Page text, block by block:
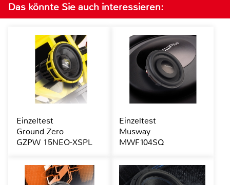
Das könnte Sie auch interessieren:
Einzeltest
Ground Zero
GZPW 15NEO-XSPL
Einzeltest
Musway
MWF104SQ